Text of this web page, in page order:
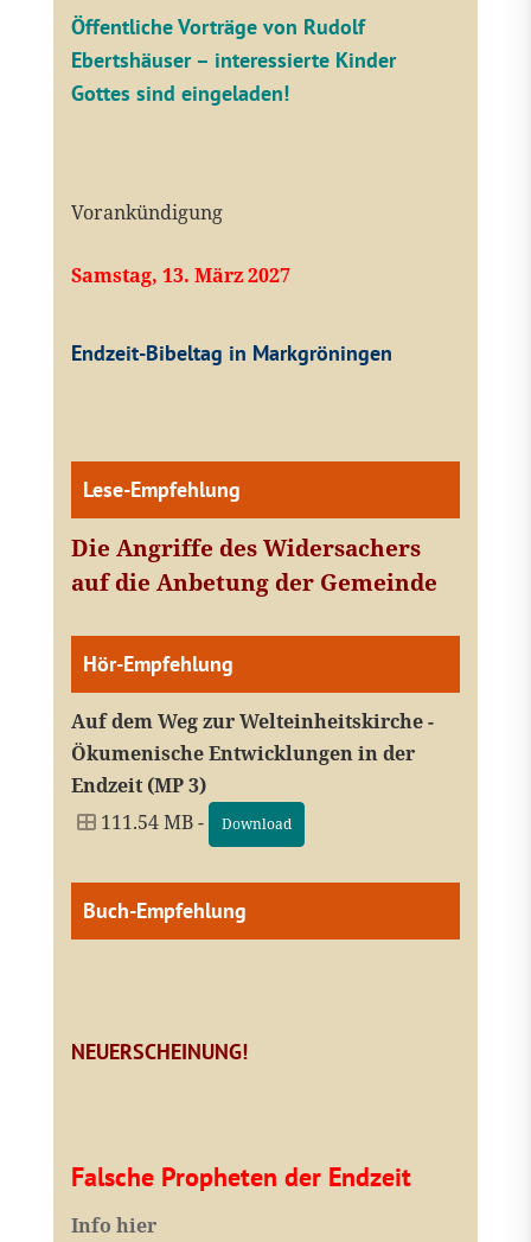
Öffentliche Vorträge von Rudolf
Ebertshäuser – interessierte Kinder
Gottes sind eingeladen!
Vorankündigung
Samstag, 13. März 2027
Endzeit-Bibeltag in Markgröningen
Lese-Empfehlung
Die Angriffe des Widersachers
auf die Anbetung der Gemeinde
Hör-Empfehlung
Auf dem Weg zur Welteinheitskirche -
Ökumenische Entwicklungen in der
Endzeit (MP 3)
111.54 MB -
Download
Buch-Empfehlung
NEUERSCHEINUNG!
Falsche Propheten der Endzeit
Info hier